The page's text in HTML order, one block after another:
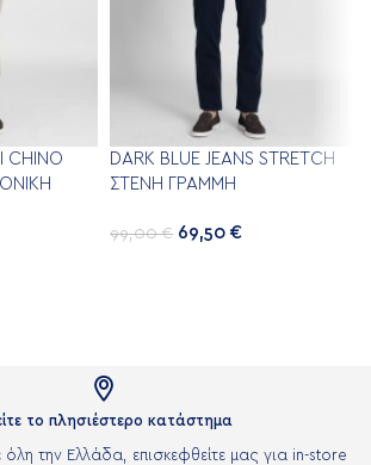
CHINO
DARK BLUE JEANS STRETCH
ΣΤΕΝΉ ΓΡΑΜΜΉ
99,00€ 69,50 €

το πλησιέστερο κατάστημα
την Ελλάδα, επισκεφθείτε μας για in-store